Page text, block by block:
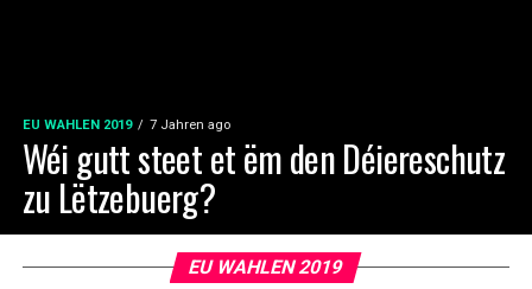
EU WAHLEN 2019 7 Jahren ago
Wéi gutt steet et ëm den Déiereschutz
zu Lëtzebuerg?
EU WAHLEN 2019